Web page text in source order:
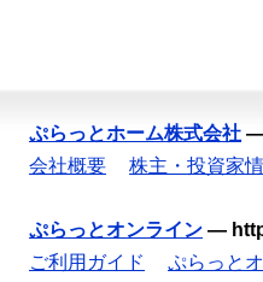
ぷらっとホーム株式会社
会社概要
株主・投資家
ぷらっとオンライン —
ご利用ガイド
ぷらっと